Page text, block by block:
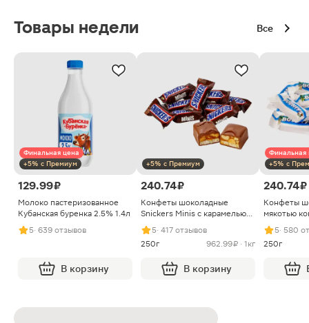
Товары недели Все
Финальная цена
+5% с Премиум
129.99 ₽
Молоко пастеризованное
Кубанская буренка 2.5% 1.4л
5· 639 отзывов
В корзину
+5% с Премиум
240.74 ₽
Конфеты шоколадные
Snickers Minis с карамелью
арахисом и нугой
5· 417 отзывов
250г
962.99 ₽ · 1кг
В корзину
Финальная
+5% с
240.74 ₽
Конфеты
мякотью
5· 580
250г